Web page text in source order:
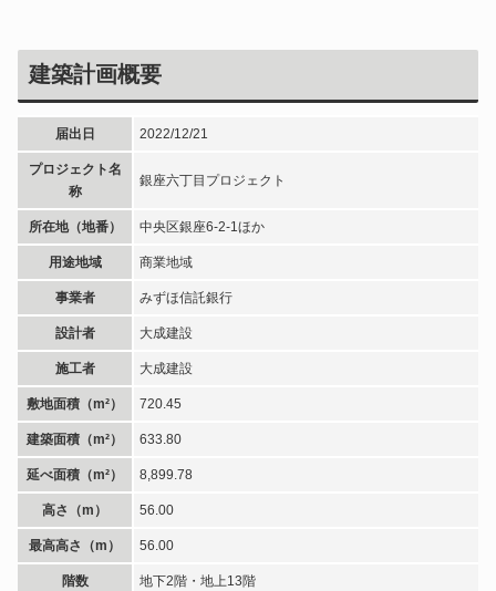
建築計画概要
届出日 2022/12/21
プロジェクト名
称
銀座六丁目プロジェクト
所在地（地番） 中央区銀座6-2-1ほか
用途地域 商業地域
事業者 みずほ信託銀行
設計者 大成建設
施工者 大成建設
敷地面積（m²） 720.45
建築面積（m²） 633.80
延べ面積（m²） 8,899.78
高さ（m） 56.00
最高高さ（m） 56.00
階数 地下2階・地上13階